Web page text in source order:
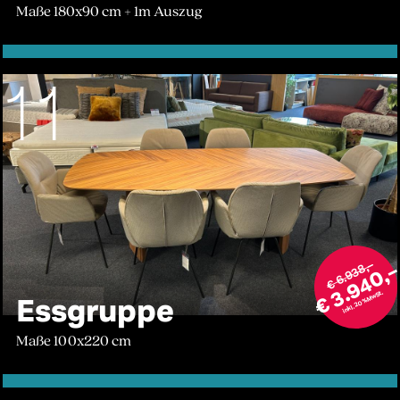
Maße 180x90 cm + 1m Auszug
€ 6.938,–
€ inkl. 20% MwSt.
Essgruppe
Maße 100x220 cm